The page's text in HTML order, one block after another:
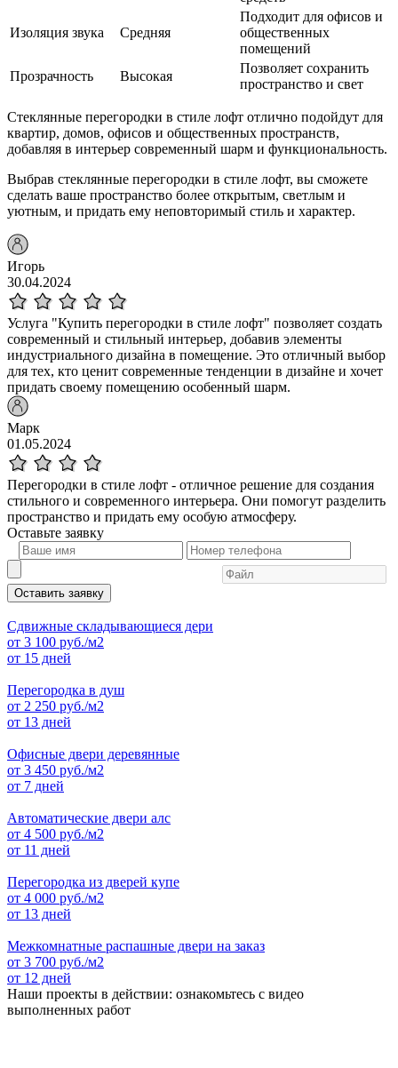
Изоляция звука Средняя
Подходит для офисов и
общественных
помещений
Прозрачность
Высокая
Позволяет сохранить
пространство и свет
Стеклянные перегородки в стиле лофт отлично подойдут для
квартир, домов, офисов и общественных пространств,
добавляя в интерьер современный шарм и функциональность.
Выбрав стеклянные перегородки в стиле лофт, вы сможете
сделать ваше пространство более открытым, светлым и
уютным, и придать ему неповторимый стиль и характер.
Игорь
30.04.2024
Услуга "Купить перегородки в стиле лофт" позволяет создать
современный и стильный интерьер, добавив элементы
индустриального дизайна в помещение. Это отличный выбор
для тех, кто ценит современные тенденции в дизайне и хочет
придать своему помещению особенный шарм.
Марк
01.05.2024
Перегородки в стиле лофт - отличное решение для создания
стильного и современного интерьера. Они помогут разделить
пространство и придать ему особую атмосферу.
Оставьте заявку
Оставить заявку
Сдвижные складывающиеся дери
от 3 100 руб./м2
от 15 дней
Перегородка в душ
от 2 250 руб./м2
от 13 дней
Офисные двери деревянные
от 3 450 руб./м2
от 7 дней
Автоматические двери алс
от 4 500 руб./м2
от 11 дней
Перегородка из дверей купе
от 4 000 руб./м2
от 13 дней
Межкомнатные распашные двери на заказ
от 3 700 руб./м2
от 12 дней
Наши проекты в действии: ознакомьтесь с видео
выполненных работ